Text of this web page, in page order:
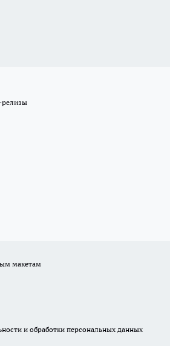
релизы
макетам
и обработки персональных данных